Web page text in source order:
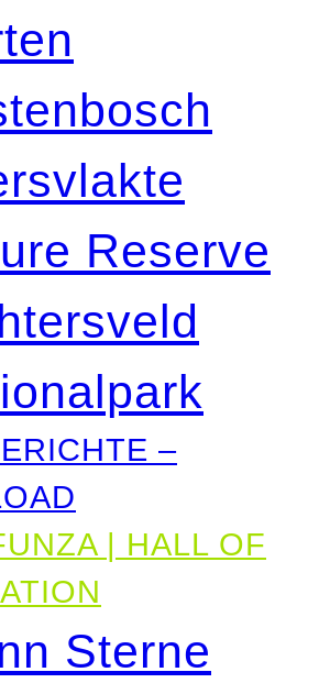
Reserve
–
| HALL OF
Sterne